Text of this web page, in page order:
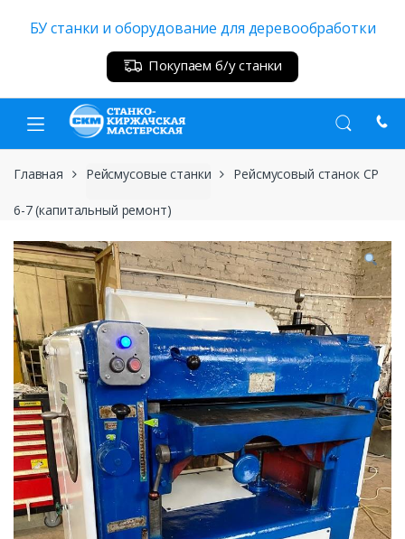
БУ станки и оборудование для деревообработки
Покупаем б/у станки
Главная Рейсмусовые станки Рейсмусовый станок СР
6-7 (капитальный ремонт)